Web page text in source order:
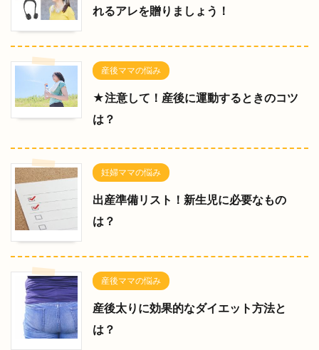
れるアレを贈りましょう！
産後ママの悩み
★注意して！産後に運動するときのコツ
は？
妊婦ママの悩み
出産準備リスト！新生児に必要なもの
は？
産後ママの悩み
産後太りに効果的なダイエット方法と
は？